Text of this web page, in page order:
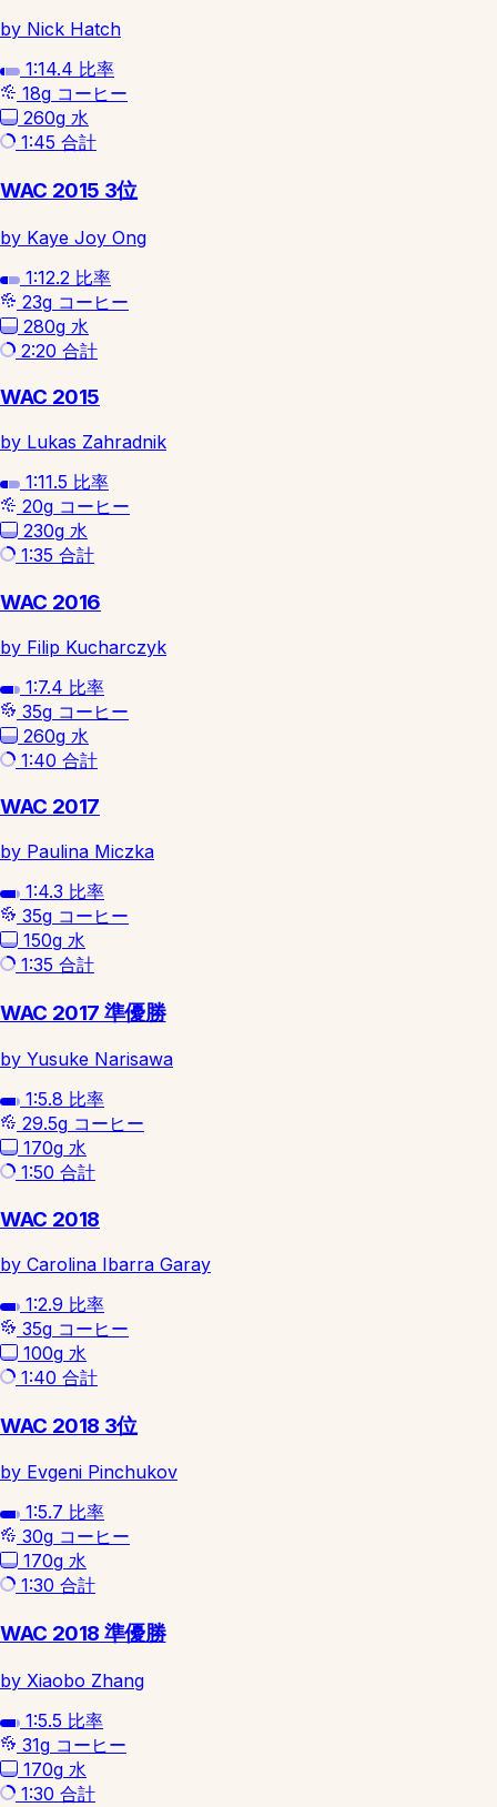
by Nick Hatch
1:14.4 比率
18g コーヒー
260g 水
1:45 合計
WAC 2015 3位
by Kaye Joy Ong
1:12.2 比率
23g コーヒー
280g 水
2:20 合計
WAC 2015
by Lukas Zahradnik
1:11.5 比率
20g コーヒー
230g 水
1:35 合計
WAC 2016
by Filip Kucharczyk
1:7.4 比率
35g コーヒー
260g 水
1:40 合計
WAC 2017
by Paulina Miczka
1:4.3 比率
35g コーヒー
150g 水
1:35 合計
WAC 2017 準優勝
by Yusuke Narisawa
1:5.8 比率
29.5g コーヒー
170g 水
1:50 合計
WAC 2018
by Carolina Ibarra Garay
1:2.9 比率
35g コーヒー
100g 水
1:40 合計
WAC 2018 3位
by Evgeni Pinchukov
1:5.7 比率
30g コーヒー
170g 水
1:30 合計
WAC 2018 準優勝
by Xiaobo Zhang
1:5.5 比率
31g コーヒー
170g 水
1:30 合計